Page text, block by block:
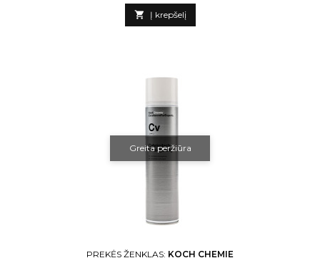
 Į krepšelį
Greita peržiūra
PREKĖS ŽENKLAS: KOCH CHEMIE